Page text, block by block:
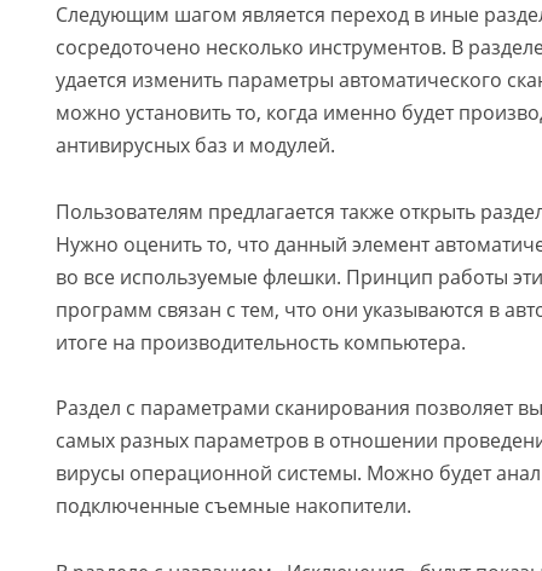
Следующим шагом является переход в иные
сосредоточено несколько инструментов. В
удается изменить параметры автоматического
можно установить то, когда именно будет
антивирусных баз и модулей.
Пользователям предлагается также открыть
Нужно оценить то, что данный элемент
во все используемые флешки. Принцип работы
программ связан с тем, что они указываются в
итоге на производительность компьютера.
Раздел с параметрами сканирования позволяет
самых разных параметров в отношении
вирусы операционной системы. Можно будет
подключенные съемные накопители.